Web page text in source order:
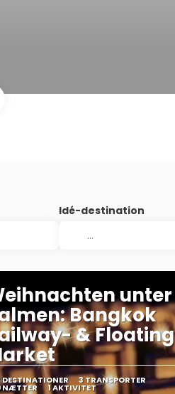
Idé-destination
unter
Bangkok
& Floating
DESTINATIONER 3 TRANSPORTER
NÆTTER 1 AKTIVITET